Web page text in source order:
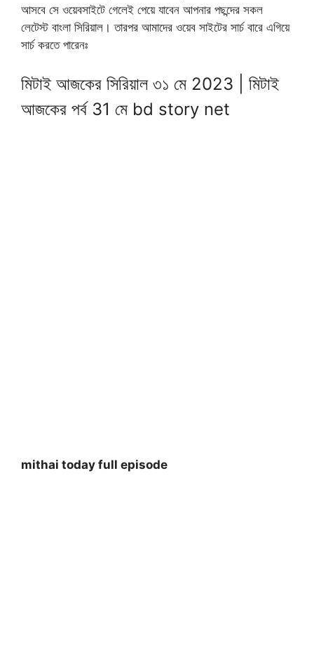
আসবে সে ওয়েবসাইটে গেলেই পেয়ে যাবেন আপনার পছন্দের সকল
লেটেস্ট বাংলা সিরিয়াল। তারপর আমাদের ওয়েব সাইটের সার্চ বারে এগিয়ে
সার্চ করতে পারেনঃ
মিটাই আজকের সিরিয়াল ৩১ মে 2023 | মিটাই
আজকের পর্ব 31 মে bd story net
mithai today full episode